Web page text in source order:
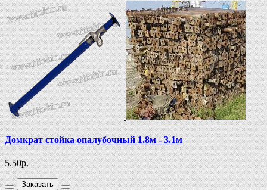
Домкрат стойка опалубочный 1.8м - 3.1м
5.50р.
Заказать